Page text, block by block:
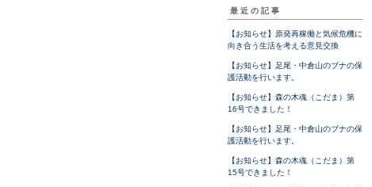
最近の記事
【お知らせ】原発再稼働と気候危機に
向き合う生活を考える意見交換
【お知らせ】足尾・中倉山のブナの保
護活動を行います。
【お知らせ】森の木魂（こだま）第
16号できました！
【お知らせ】足尾・中倉山のブナの保
護活動を行います。
【お知らせ】森の木魂（こだま）第
15号できました！